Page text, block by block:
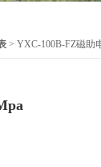
> YXC-100B-FZ磁助